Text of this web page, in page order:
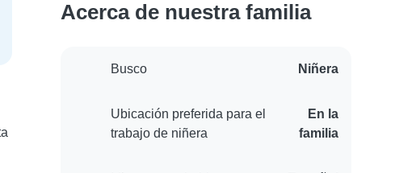
Acerca de nuestra familia
Busco Niñera
Ubicación preferida para el
trabajo de niñera
En la
familia